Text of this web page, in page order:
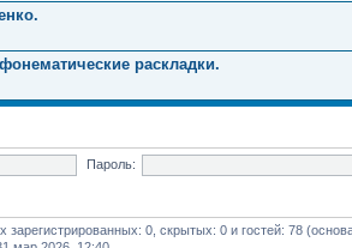
раскладки.
Пароль:
зарегистрированных: 0, скрытых: 0 и гостей: 78